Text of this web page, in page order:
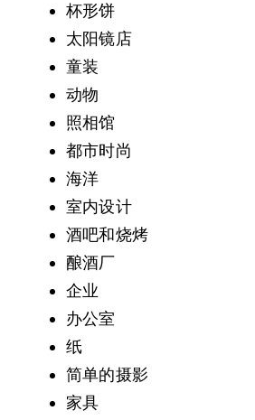
杯形饼
太阳镜店
童装
动物
照相馆
都市时尚
海洋
室内设计
酒吧和烧烤
酿酒厂
企业
办公室
纸
简单的摄影
家具